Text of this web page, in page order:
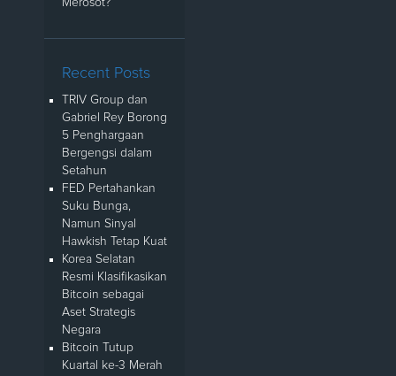
Merosot?
Recent Posts
TRIV Group dan
Gabriel Rey Borong
5 Penghargaan
Bergengsi dalam
Setahun
FED Pertahankan
Suku Bunga,
Namun Sinyal
Hawkish Tetap Kuat
Korea Selatan
Resmi Klasifikasikan
Bitcoin sebagai
Aset Strategis
Negara
Bitcoin Tutup
Kuartal ke-3 Merah